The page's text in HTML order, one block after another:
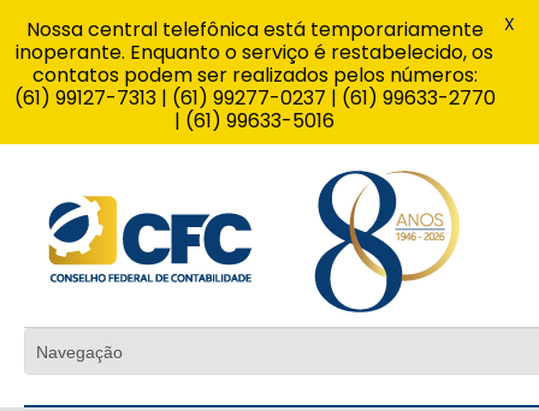
Nossa central telefônica está temporariamente
inoperante. Enquanto o serviço é restabelecido, os
contatos podem ser realizados pelos números:
(61) 99127-7313 | (61) 99277-0237 | (61) 99633-2770
| (61) 99633-5016
X